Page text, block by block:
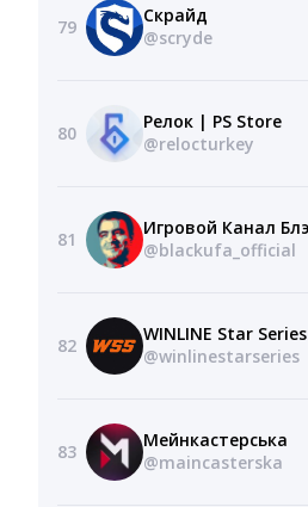
79
Скрайд
@scryde
80
Релок | PS Store
@relocturkey
81
@blackufa_official
82
WINLINE Star Series
@winlinestarseries
83
Мейнкастерська
@maincasterska